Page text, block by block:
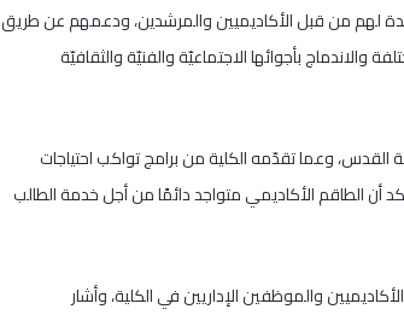
لهم من قبل الأكاديميين والمرشدين، ودعمهم عن طريق
والاندماج بأجوائها الاجتماعيّة والفنيّة والثقافيّة
وعما تقدّمه الكلية من برامج تواكب احتياجات
أن الطاقم الأكاديمي متواجد دائمًا من أجل خدمة الطالب
والموظفين الإداريين في الكلية، وأشار